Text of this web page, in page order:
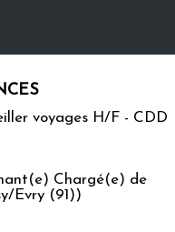
voyages H/F - CDD
Chargé(e) de
Evry (91))